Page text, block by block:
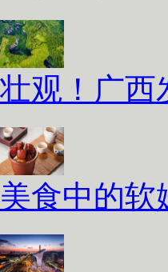
壮观！广西
美食中的软